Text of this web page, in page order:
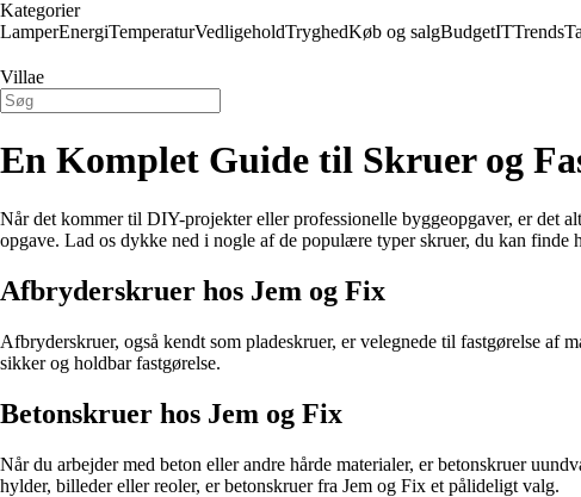
Kategorier
LamperEnergiTemperaturVedligeholdTryghedKøb og salgBudgetITTrends
Villae
En Komplet Guide til Skruer og
Når det kommer til DIY-projekter eller professionelle byggeopgaver, er det
opgave. Lad os dykke ned i nogle af de populære typer skruer, du kan finde
Afbryderskruer hos Jem og Fix
Afbryderskruer, også kendt som pladeskruer, er velegnede til fastgørelse af
sikker og holdbar fastgørelse.
Betonskruer hos Jem og Fix
Når du arbejder med beton eller andre hårde materialer, er betonskruer
hylder, billeder eller reoler, er betonskruer fra Jem og Fix et pålideligt valg.